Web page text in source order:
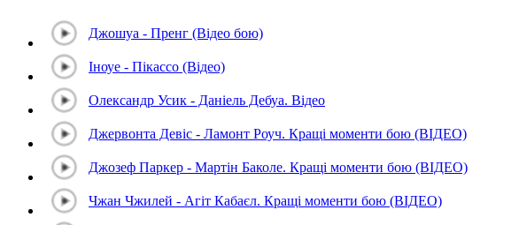
Джошуа - Пренг (Відео бою)
Іноуе - Пікассо (Відео)
Олександр Усик - Даніель Дебуа. Відео
Джервонта Девіс - Ламонт Роуч. Кращі моменти бою (ВІДЕО)
Джозеф Паркер - Мартін Баколе. Кращі моменти бою (ВІДЕО)
Чжан Чжилей - Агіт Кабаєл. Кращі моменти бою (ВІДЕО)